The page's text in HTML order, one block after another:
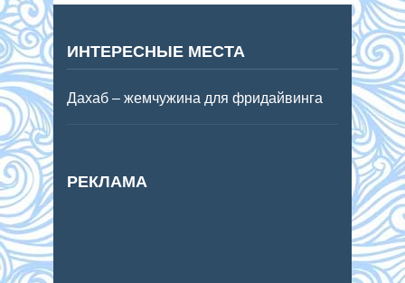
ИНТЕРЕСНЫЕ МЕСТА
Дахаб – жемчужина для фридайвинга
РЕКЛАМА